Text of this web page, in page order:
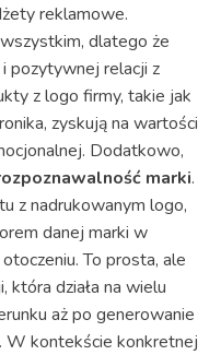
reklamowe.
dlatego że
pozytywnej relacji z
z logo firmy, takie jak
zyskują na wartości
Dodatkowo,
marki.
z nadrukowanym logo,
danej marki w
To prosta, ale
która działa na wielu
aż po generowanie
W kontekście konkretnej